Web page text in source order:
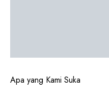
Apa yang Kami Suka